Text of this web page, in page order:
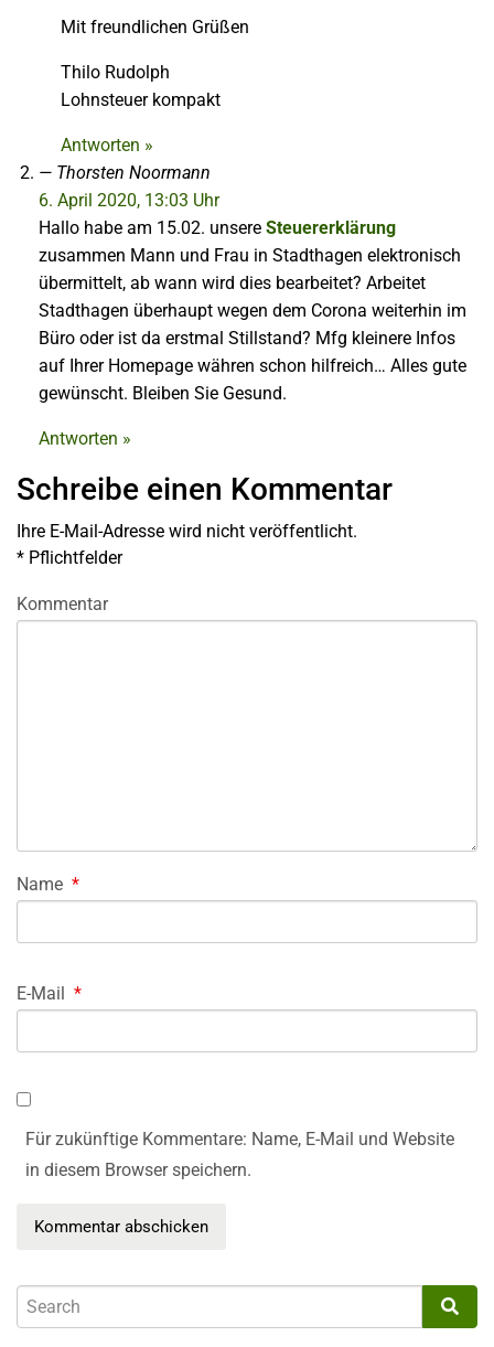
Mit freundlichen Grüßen
Thilo Rudolph
Lohnsteuer kompakt
Antworten »
Thorsten Noormann
6. April 2020, 13:03 Uhr
Hallo habe am 15.02. unsere Steuererklärung
zusammen Mann und Frau in Stadthagen elektronisch
übermittelt, ab wann wird dies bearbeitet? Arbeitet
Stadthagen überhaupt wegen dem Corona weiterhin im
Büro oder ist da erstmal Stillstand? Mfg kleinere Infos
auf Ihrer Homepage währen schon hilfreich… Alles gute
gewünscht. Bleiben Sie Gesund.
Antworten »
Schreibe einen Kommentar
Ihre E-Mail-Adresse wird nicht veröffentlicht.
* Pflichtfelder
Kommentar
Name *
E-Mail *
Für zukünftige Kommentare: Name, E-Mail und Website
in diesem Browser speichern.